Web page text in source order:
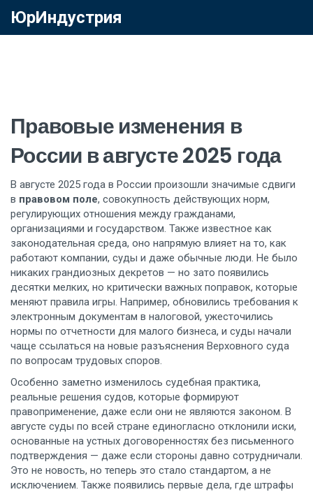
ЮрИндустрия
Правовые изменения в
России в августе 2025 года
В августе 2025 года в России произошли значимые сдвиги
в правовом поле, совокупность действующих норм,
регулирующих отношения между гражданами,
организациями и государством. Также известное как
законодательная среда, оно напрямую влияет на то, как
работают компании, суды и даже обычные люди. Не было
никаких грандиозных декретов — но зато появились
десятки мелких, но критически важных поправок, которые
меняют правила игры. Например, обновились требования к
электронным документам в налоговой, ужесточились
нормы по отчетности для малого бизнеса, и суды начали
чаще ссылаться на новые разъяснения Верховного суда
по вопросам трудовых споров.
Особенно заметно изменилось судебная практика,
реальные решения судов, которые формируют
правоприменение, даже если они не являются законом. В
августе суды по всей стране единогласно отклонили иски,
основанные на устных договоренностях без письменного
подтверждения — даже если стороны давно сотрудничали.
Это не новость, но теперь это стало стандартом, а не
исключением. Также появились первые дела, где штрафы